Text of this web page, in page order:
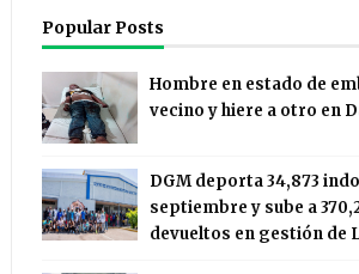
Popular Posts
Hombre en estado de
vecino y hiere a otro en
DGM deporta 34,873
septiembre y sube a
devueltos en gestión de